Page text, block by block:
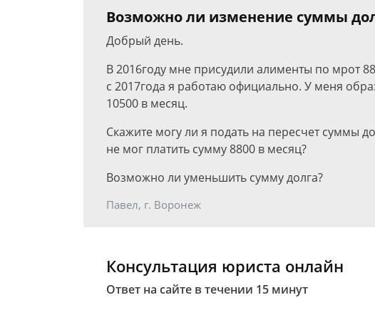
Возможно ли изменение суммы
Добрый день.
В 2016году мне присудили алименты по мрот
с 2017года я работаю официально. У меня
10500 в месяц.
Скажите могу ли я подать на пересчет суммы
не мог платить сумму 8800 в месяц?
Возможно ли уменьшить сумму долга?
Павел, г. Воронеж
Консультация юриста онлайн
Ответ на сайте в течении 15 минут